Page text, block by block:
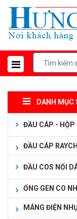
DANH MỤC
ĐẦU CÁP - HỘP
ĐẦU CÁP
ĐẦU COS NỐI
ỐNG GEN CO
MÁNG ĐIỆN